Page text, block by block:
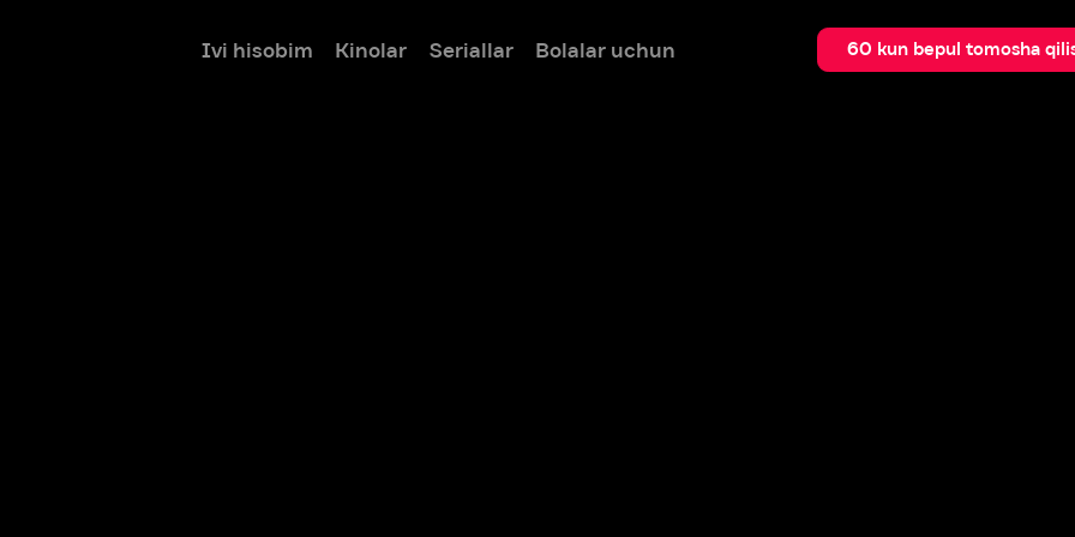
Ivi hisobim Kinolar Seriallar Bolalar uchun 60 kun bepul tomosha qilish